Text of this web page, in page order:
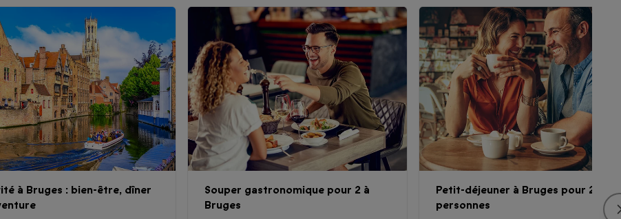
à Bruges : bien-être, dîner
Souper gastronomique pour 2 à
Bruges
Petit-déjeuner à Bruges pour 2
personnes